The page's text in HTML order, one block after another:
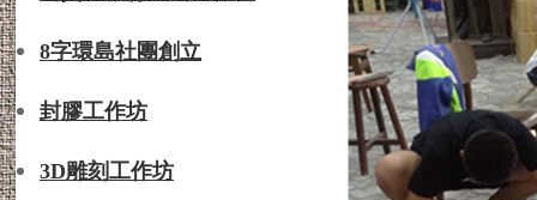
8字環島社團創立
封膠工作坊
3D雕刻工作坊